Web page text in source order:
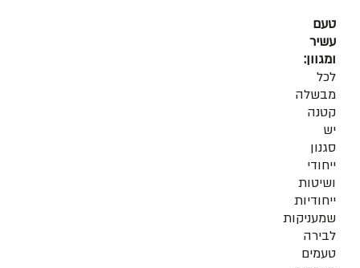
טעם
עשיר
ומגוון:
לכל
מבשלה
קטנה
יש
סגנון
ייחודי
ושיטות
ייחודיות
שמעניקות
לבירה
טעמים